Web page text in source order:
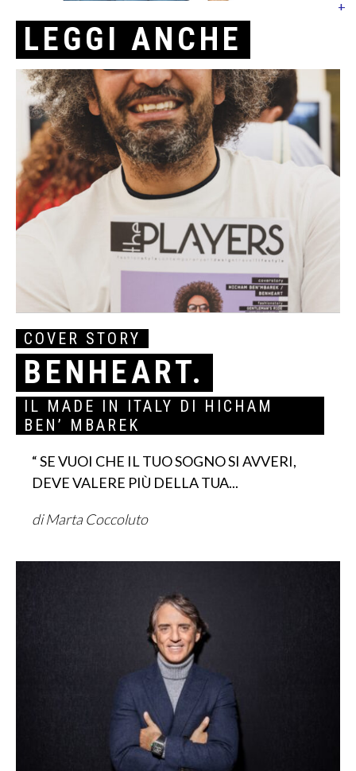
+
LEGGI ANCHE
COVER STORY
BENHEART.
IL MADE IN ITALY DI HICHAM
BEN’ MBAREK
“ SE VUOI CHE IL TUO SOGNO SI AVVERI,
DEVE VALERE PIÙ DELLA TUA...
di Marta Coccoluto